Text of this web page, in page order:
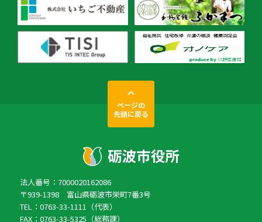
ページの
先頭に戻る
法人番号：7000020162086
〒939-1398 富山県砺波市栄町7番3号
TEL：0763-33-1111（代表）
FAX：0763-33-5325（総務課）